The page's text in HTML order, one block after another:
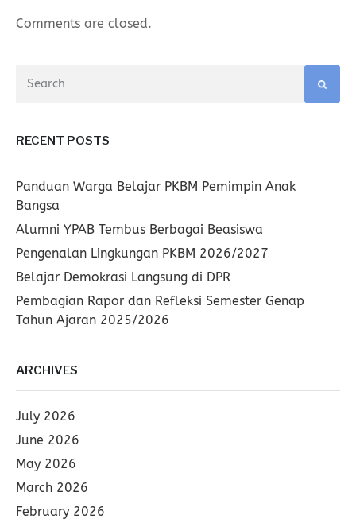
Comments are closed.
RECENT POSTS
Panduan Warga Belajar PKBM Pemimpin Anak
Bangsa
Alumni YPAB Tembus Berbagai Beasiswa
Pengenalan Lingkungan PKBM 2026/2027
Belajar Demokrasi Langsung di DPR
Pembagian Rapor dan Refleksi Semester Genap
Tahun Ajaran 2025/2026
ARCHIVES
July 2026
June 2026
May 2026
March 2026
February 2026